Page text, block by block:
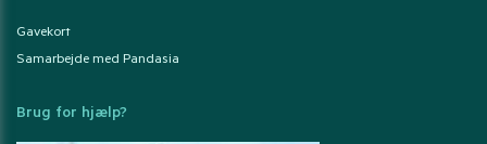
Gavekort
Samarbejde med Pandasia
Brug for hjælp?